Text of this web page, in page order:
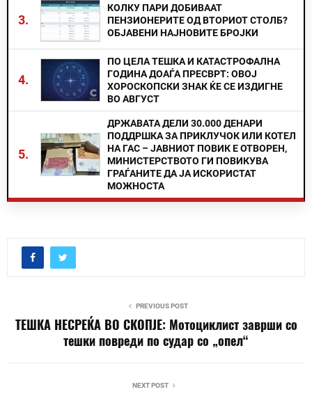
3.
КОЛКУ ПАРИ ДОБИВААТ
ПЕНЗИОНЕРИТЕ ОД ВТОРИОТ СТОЛБ?
ОБЈАВЕНИ НАЈНОВИТЕ БРОЈКИ
4.
ПО ЦЕЛА ТЕШКА И КАТАСТРОФАЛНА
ГОДИНА ДОАЃА ПРЕСВРТ: ОВОЈ
ХОРОСКОПСКИ ЗНАК ЌЕ СЕ ИЗДИГНЕ
ВО АВГУСТ
5.
ДРЖАВАТА ДЕЛИ 30.000 ДЕНАРИ
ПОДДРШКА ЗА ПРИКЛУЧОК ИЛИ КОТЕЛ
НА ГАС – ЈАВНИОТ ПОВИК Е ОТВОРЕН,
МИНИСТЕРСТВОТО ГИ ПОВИКУВА
ГРАЃАНИТЕ ДА ЈА ИСКОРИСТАТ
МОЖНОСТА
PREVIOUS POST
ТЕШКА НЕСРЕЌА ВО СКОПЈЕ: Мотоциклист заврши со
тешки повреди по судар со „опел“
NEXT POST